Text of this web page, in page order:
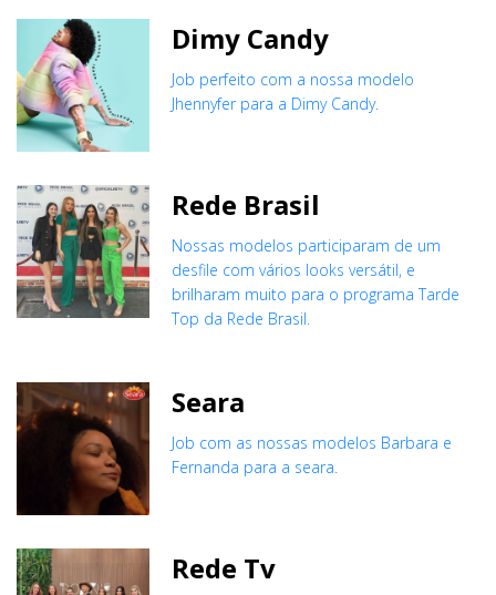
Dimy Candy
Job perfeito com a nossa modelo
Jhennyfer para a Dimy Candy.
Rede Brasil
Nossas modelos participaram de um
desfile com vários looks versátil, e
brilharam muito para o programa Tarde
Top da Rede Brasil.
Seara
Job com as nossas modelos Barbara e
Fernanda para a seara.
Rede Tv